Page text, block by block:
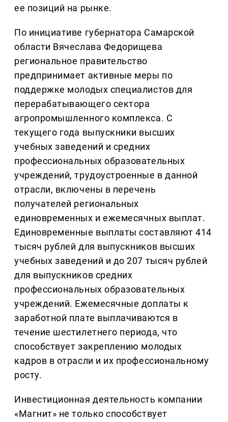
ее позиций на рынке.
По инициативе губернатора Самарской
области Вячеслава Федорищева
региональное правительство
предпринимает активные меры по
поддержке молодых специалистов для
перерабатывающего сектора
агропромышленного комплекса. С
текущего года выпускники высших
учебных заведений и средних
профессиональных образовательных
учреждений, трудоустроенные в данной
отрасли, включены в перечень
получателей региональных
единовременных и ежемесячных выплат.
Единовременные выплаты составляют 414
тысяч рублей для выпускников высших
учебных заведений и до 207 тысяч рублей
для выпускников средних
профессиональных образовательных
учреждений. Ежемесячные доплаты к
заработной плате выплачиваются в
течение шестилетнего периода, что
способствует закреплению молодых
кадров в отрасли и их профессиональному
росту.
Инвестиционная деятельность компании
«Магнит» не только способствует